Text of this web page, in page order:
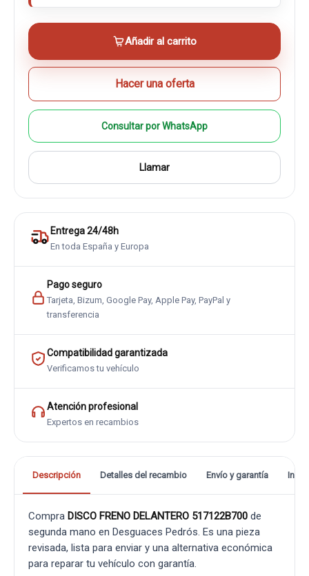
Añadir al carrito
Hacer una oferta
Consultar por WhatsApp
Llamar
Entrega 24/48h
En toda España y Europa
Pago seguro
Tarjeta, Bizum, Google Pay, Apple Pay, PayPal y
transferencia
Compatibilidad garantizada
Verificamos tu vehículo
Atención profesional
Expertos en recambios
Descripción Detalles del recambio Envío y garantía
Compra DISCO FRENO DELANTERO 517122B700 de
segunda mano en Desguaces Pedrós. Es una pieza
revisada, lista para enviar y una alternativa económica
para reparar tu vehículo con garantía.